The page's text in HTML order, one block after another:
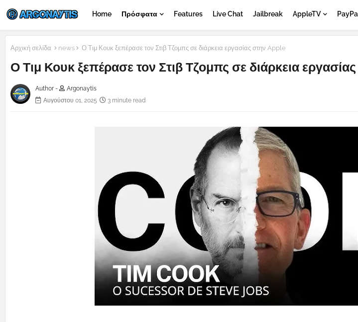
Home Πρόσφατα Features Live Chat Jailbreak AppleTV
Αρχική σελίδα news Ο Τιμ Κουκ ξεπέρασε τον Στιβ Τζομπς σε διάρκεια εργασίας στην Apple
Ο Τιμ Κουκ ξεπέρασε τον Στιβ Τζομπς σε διάρκεια
Author -
Argonaytis
Αυγούστου 01, 2025
3 minute read